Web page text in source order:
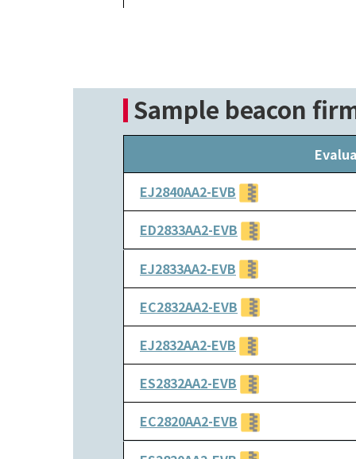
Sample beacon
EJ2840AA2-EVB
ED2833AA2-EVB
EJ2833AA2-EVB
EC2832AA2-EVB
EJ2832AA2-EVB
ES2832AA2-EVB
EC2820AA2-EVB